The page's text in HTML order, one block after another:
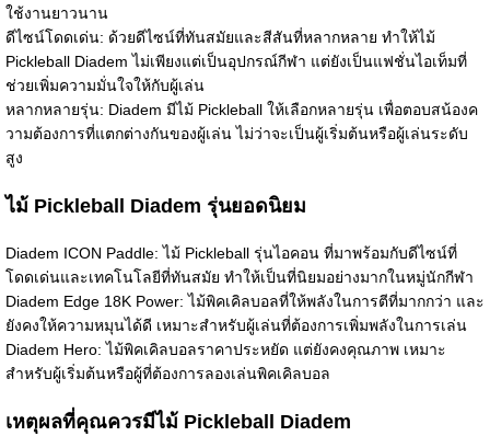
ใช้งานยาวนาน
ดีไซน์โดดเด่น: ด้วยดีไซน์ที่ทันสมัยและสีสันที่หลากหลาย ทำให้ไม้
Pickleball Diadem ไม่เพียงแต่เป็นอุปกรณ์กีฬา แต่ยังเป็นแฟชั่นไอเท็มที่
ช่วยเพิ่มความมั่นใจให้กับผู้เล่น
หลากหลายรุ่น: Diadem มีไม้ Pickleball ให้เลือกหลายรุ่น เพื่อตอบสน้องค
วามต้องการที่แตกต่างกันของผู้เล่น ไม่ว่าจะเป็นผู้เริ่มต้นหรือผู้เล่นระดับ
สูง
ไม้ Pickleball Diadem รุ่นยอดนิยม
Diadem ICON Paddle: ไม้ Pickleball รุ่นไอคอน ที่มาพร้อมกับดีไซน์ที่
โดดเด่นและเทคโนโลยีที่ทันสมัย ทำให้เป็นที่นิยมอย่างมากในหมู่นักกีฬา
Diadem Edge 18K Power: ไม้พิคเคิลบอลที่ให้พลังในการตีที่มากกว่า และ
ยังคงให้ความหมุนได้ดี เหมาะสำหรับผู้เล่นที่ต้องการเพิ่มพลังในการเล่น
Diadem Hero: ไม้พิคเคิลบอลราคาประหยัด แต่ยังคงคุณภาพ เหมาะ
สำหรับผู้เริ่มต้นหรือผู้ที่ต้องการลองเล่นพิคเคิลบอล
เหตุผลที่คุณควรมีไม้ Pickleball Diadem